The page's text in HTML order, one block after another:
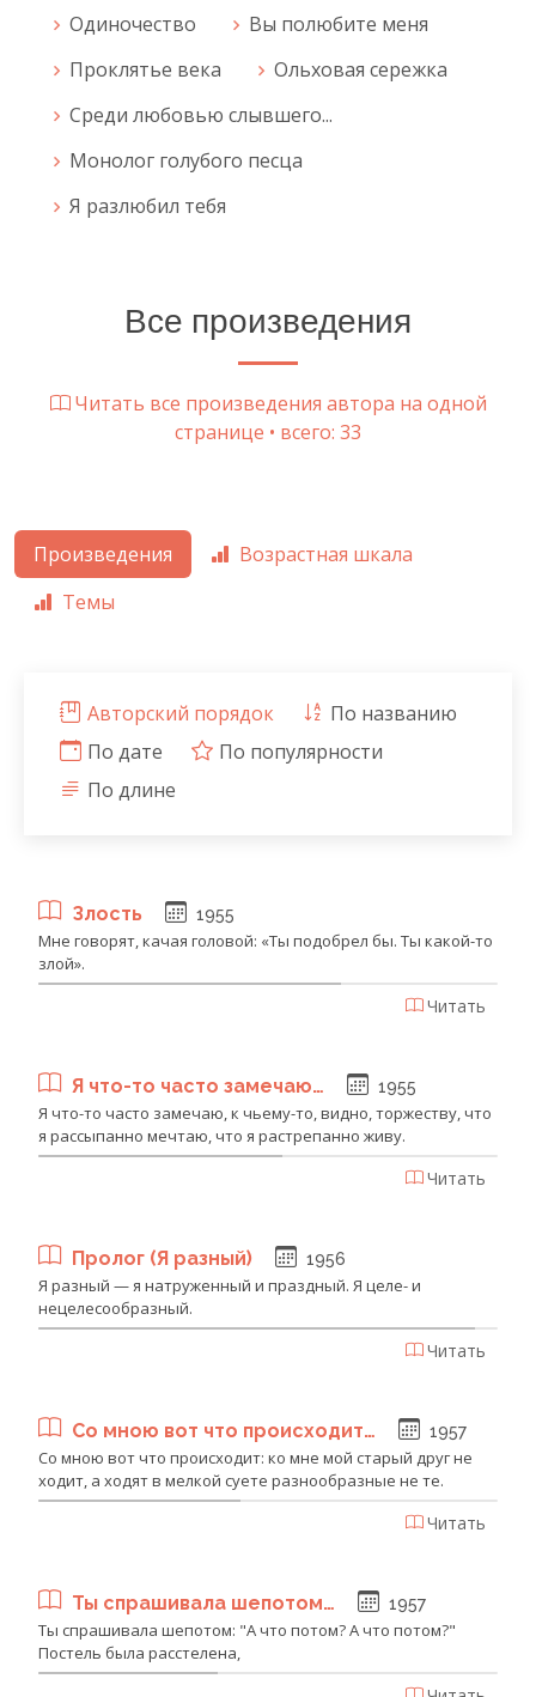
Одиночество
Вы полюбите меня
Проклятье века
Ольховая сережка
Среди любовью слывшего...
Монолог голубого песца
Я разлюбил тебя
Все произведения
Читать все произведения автора на одной
странице • всего: 33
Произведения
Возрастная шкала
Темы
Авторский порядок
По названию
По дате
По популярности
По длине
Злость 1955
Мне говорят, качая головой: «Ты подобрел бы. Ты какой-то
злой».
Читать
Я что-то часто замечаю… 1955
Я что-то часто замечаю, к чьему-то, видно, торжеству, что
я рассыпанно мечтаю, что я растрепанно живу.
Читать
Пролог (Я разный) 1956
Я разный — я натруженный и праздный. Я целе- и
нецелесообразный.
Читать
Со мною вот что происходит… 1957
Со мною вот что происходит: ко мне мой старый друг не
ходит, а ходят в мелкой суете разнообразные не те.
Читать
Ты спрашивала шепотом… 1957
Ты спрашивала шепотом: "А что потом? А что потом?"
Постель была расстелена,